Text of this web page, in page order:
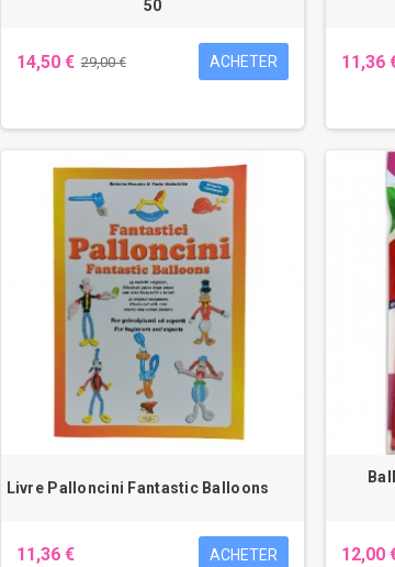
50
14,50 € 29,00 € ACHETER 11,36
Livre Palloncini Fantastic Balloons
11,36 € ACHETER 12,00